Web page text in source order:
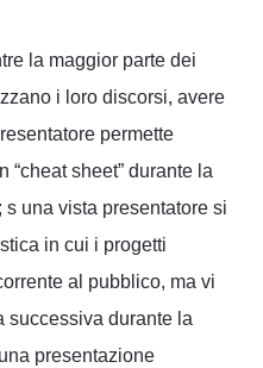
la maggior parte dei
i loro discorsi, avere
permette
“cheat sheet” durante la
una vista presentatore si
in cui i progetti
al pubblico, ma vi
successiva durante la
presentazione